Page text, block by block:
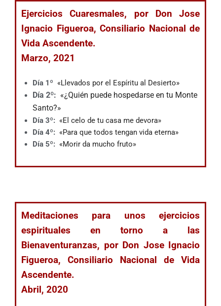
Ejercicios Cuaresmales, por Don Jose
Ignacio Figueroa, Consiliario Nacional de
Vida Ascendente.
Marzo, 2021
Día 1º «Llevados por el Espíritu al Desierto»
Día 2º: «¿Quién puede hospedarse en tu Monte
Santo?»
Día 3º: «El celo de tu casa me devora»
Día 4º: «Para que todos tengan vida eterna»
Día 5º: «Morir da mucho fruto»
Meditaciones para unos ejercicios
espirituales en torno a las
Bienaventuranzas, por Don Jose Ignacio
Figueroa, Consiliario Nacional de Vida
Ascendente.
Abril, 2020